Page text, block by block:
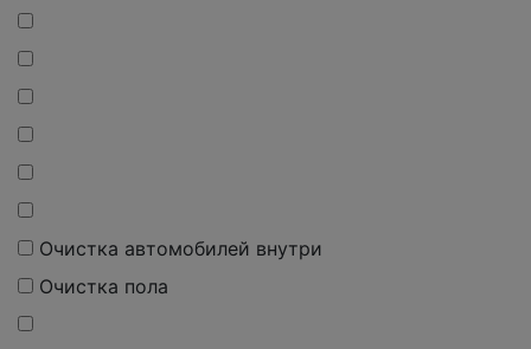
Очистка автомобилей внутри
Очистка пола